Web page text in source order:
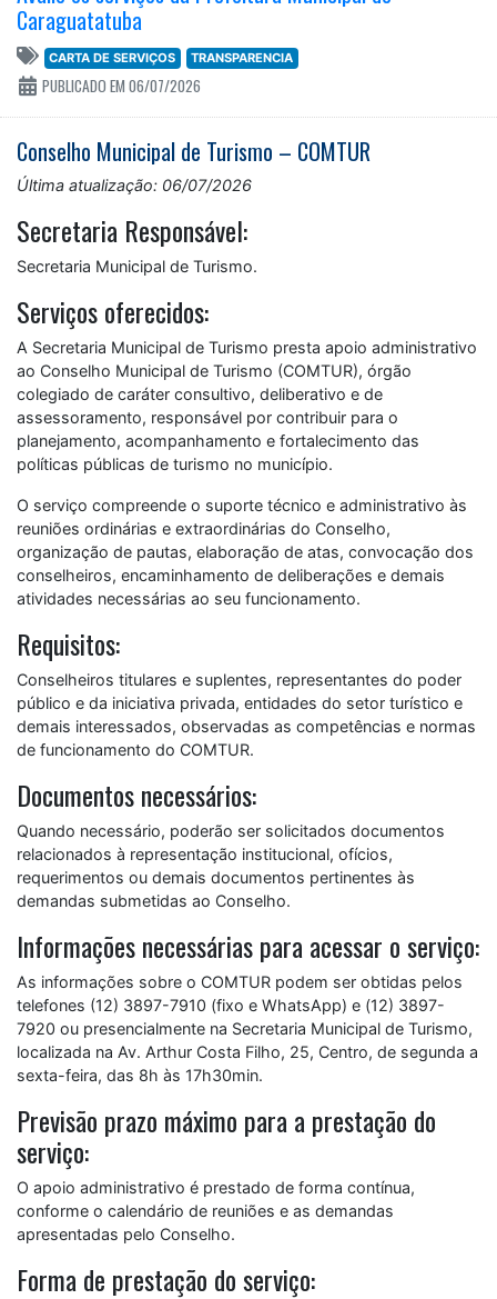
Caraguatatuba
CARTA DE SERVIÇOS TRANSPARENCIA
PUBLICADO EM 06/07/2026
Conselho Municipal de Turismo – COMTUR
Última atualização: 06/07/2026
Secretaria Responsável:
Secretaria Municipal de Turismo.
Serviços oferecidos:
A Secretaria Municipal de Turismo presta apoio administrativo
ao Conselho Municipal de Turismo (COMTUR), órgão
colegiado de caráter consultivo, deliberativo e de
assessoramento, responsável por contribuir para o
planejamento, acompanhamento e fortalecimento das
políticas públicas de turismo no município.
O serviço compreende o suporte técnico e administrativo às
reuniões ordinárias e extraordinárias do Conselho,
organização de pautas, elaboração de atas, convocação dos
conselheiros, encaminhamento de deliberações e demais
atividades necessárias ao seu funcionamento.
Requisitos:
Conselheiros titulares e suplentes, representantes do poder
público e da iniciativa privada, entidades do setor turístico e
demais interessados, observadas as competências e normas
de funcionamento do COMTUR.
Documentos necessários:
Quando necessário, poderão ser solicitados documentos
relacionados à representação institucional, ofícios,
requerimentos ou demais documentos pertinentes às
demandas submetidas ao Conselho.
Informações necessárias para acessar o serviço:
As informações sobre o COMTUR podem ser obtidas pelos
telefones (12) 3897-7910 (fixo e WhatsApp) e (12) 3897-
7920 ou presencialmente na Secretaria Municipal de Turismo,
localizada na Av. Arthur Costa Filho, 25, Centro, de segunda a
sexta-feira, das 8h às 17h30min.
Previsão prazo máximo para a prestação do
serviço:
O apoio administrativo é prestado de forma contínua,
conforme o calendário de reuniões e as demandas
apresentadas pelo Conselho.
Forma de prestação do serviço: